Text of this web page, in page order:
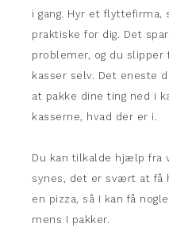
i gang. Hyr et flyttefirma,
praktiske for dig. Det
problemer, og du
kasser selv. Det eneste
at pakke dine ting ned i
kasserne, hvad der er i.
Du kan tilkalde hjælp fra
synes, det er svært at få
en pizza, så I kan få
mens I pakker.